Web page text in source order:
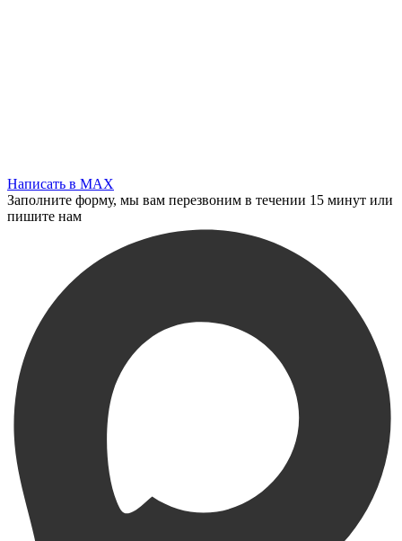
Написать в MAX
Заполните форму, мы вам перезвоним в течении 15 минут или
пишите нам